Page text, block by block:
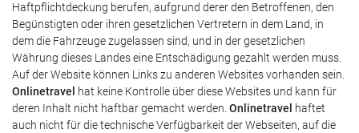
Haftpflichtdeckung berufen, aufgrund derer den Betroffenen, den
Begünstigten oder ihren gesetzlichen Vertretern in dem Land, in
dem die Fahrzeuge zugelassen sind, und in der gesetzlichen
Währung dieses Landes eine Entschädigung gezahlt werden muss.
Auf der Website können Links zu anderen Websites vorhanden sein.
Onlinetravel
hat keine Kontrolle über diese Websites und kann für
deren Inhalt nicht haftbar gemacht werden. Onlinetravel
haftet
auch nicht für die technische Verfügbarkeit der Webseiten, auf die